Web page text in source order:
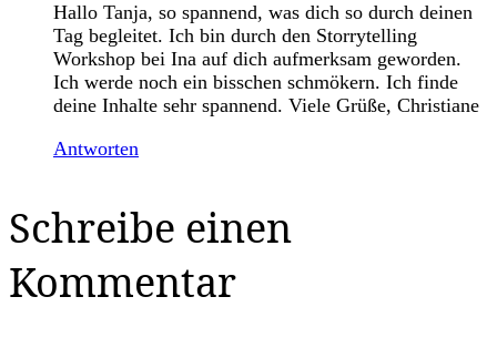
Hallo Tanja, so spannend, was dich so durch deinen
Tag begleitet. Ich bin durch den Storrytelling
Workshop bei Ina auf dich aufmerksam geworden.
Ich werde noch ein bisschen schmökern. Ich finde
deine Inhalte sehr spannend. Viele Grüße, Christiane
Antworten
Schreibe einen
Kommentar